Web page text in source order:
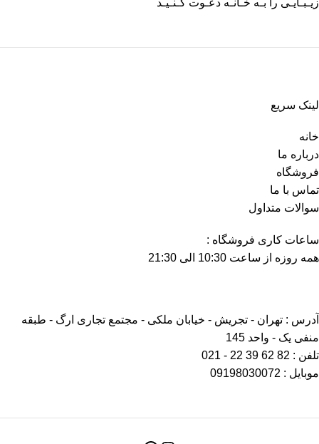
لینک سریع
خانه
درباره ما
فروشگاه
تماس با ما
سوالات متداول
ساعات کاری فروشگاه :
همه روزه از ساعت 10:30 الی 21:30
آدرس : تهران - تجریش - خیابان ملکی - مجتمع تجاری ارگ - طبقه
منفی یک - واحد 145
تلفن : 82 62 39 22 - 021
موبایل : 09198030072